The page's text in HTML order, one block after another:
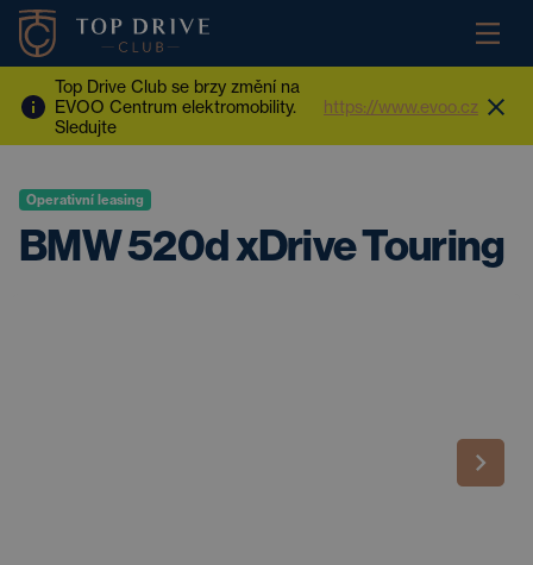
Top Drive Club se brzy změní na
EVOO Centrum elektromobility.
Sledujte
https://www.evoo.cz
Operativní leasing
BMW 520d xDrive Touring